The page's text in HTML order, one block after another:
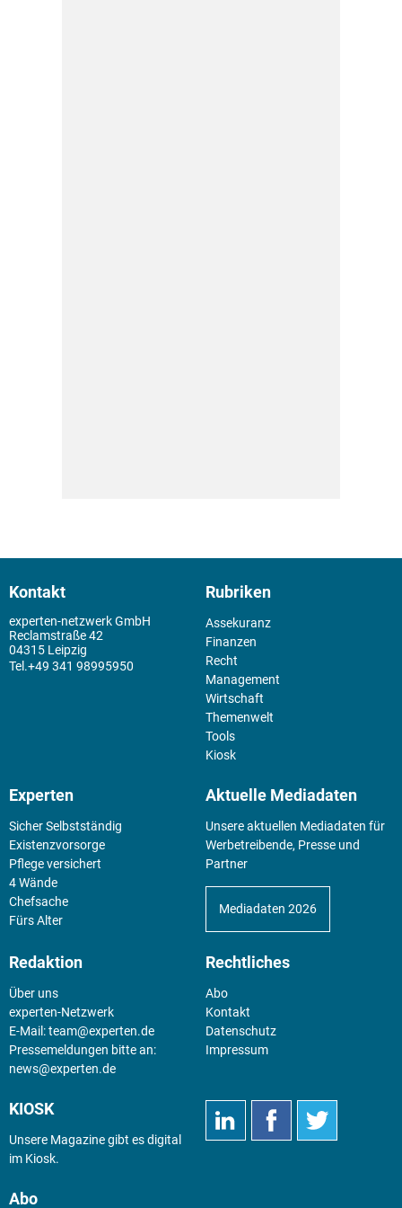
Kontakt
experten-netzwerk GmbH
Reclamstraße 42
04315 Leipzig
+49 341 98995950
Rubriken
Assekuranz
Finanzen
Recht
Management
Wirtschaft
Themenwelt
Tools
Kiosk
Experten
Sicher Selbstständig
Existenz­vorsorge
Pflege versichert
4 Wände
Chefsache
Fürs Alter
Aktuelle Mediadaten
Unsere aktuellen Mediadaten für
Werbetreibende, Presse und
Partner
Mediadaten 2026
Redaktion
Über uns
experten-Netzwerk
E-Mail:team@experten.de
Pressemeldungen bitte an:
news@experten.de
Rechtliches
Abo
Kontakt
Datenschutz
Impressum
KIOSK
Unsere Magazine gibt es digital
im Kiosk.
Abo